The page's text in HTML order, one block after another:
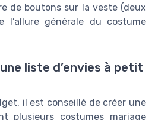
de boutons sur la veste (deux
l’allure générale du costume
liste d’envies à petit
il est conseillé de créer une
plusieurs costumes mariage